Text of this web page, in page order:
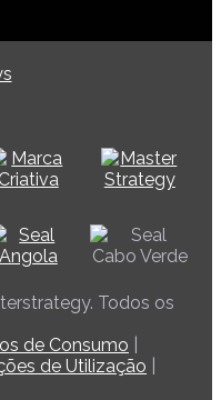
Todos os
de Consumo
de Utilização